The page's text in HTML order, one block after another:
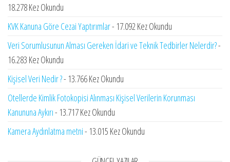
18.278 Kez Okundu
KVK Kanuna Göre Cezai Yaptırımlar- 17.092 Kez Okundu
Veri Sorumlusunun Alması Gereken İdari ve Teknik Tedbirler Nelerdir?-
16.283 Kez Okundu
Kişisel Veri Nedir ?- 13.766 Kez Okundu
Otellerde Kimlik Fotokopisi Alınması Kişisel Verilerin Korunması
Kanununa Aykırı- 13.717 Kez Okundu
Kamera Aydınlatma metni- 13.015 Kez Okundu